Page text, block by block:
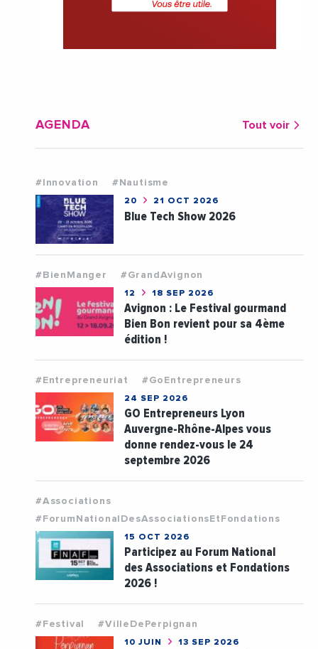
AGENDA Tout voir
#Innovation #Nautisme
20 21 OCT 2026
Blue Tech Show 2026
#BienManger #GrandAvignon
12 18 SEP 2026
Avignon : Le Festival gourmand
Bien Bon revient pour sa 4ème
édition !
#Entrepreneuriat #GoEntrepreneurs
24 SEP 2026
GO Entrepreneurs Lyon
Auvergne-Rhône-Alpes vous
donne rendez-vous le 24
septembre 2026
#Associations
#ForumNationalDesAssociationsEtFondations
15 OCT 2026
Participez au Forum National
des Associations et Fondations
2026 !
#Festival #VilleDePerpignan
10 JUIN 13 SEP 2026